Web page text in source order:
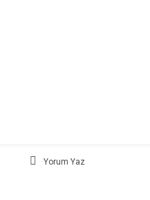
Yorum Yaz